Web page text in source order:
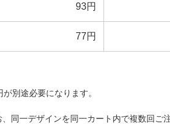
93円
77円
別途必要になります。
同一デザインを同一カート内で複数回ご